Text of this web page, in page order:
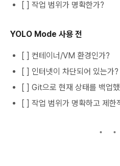
[ ] 작업 범위가 명확한가?
YOLO Mode 사용 전
[ ] 컨테이너/VM 환경인가?
[ ] 인터넷이 차단되어 있는가?
[ ] Git으로 현재 상태를 백업
[ ] 작업 범위가 명확하고 제한